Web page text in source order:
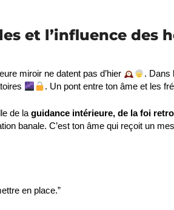
et l’influence des
miroir ne datent pas d’hier . Dans
. Un pont entre ton âme et les
de la guidance intérieure, de la foi
banale. C’est ton âme qui reçoit un
en place.”